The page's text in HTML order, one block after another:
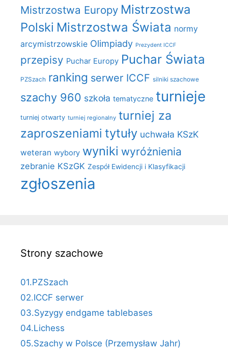
Mistrzostwa Europy Mistrzostwa
Polski Mistrzostwa Świata normy
arcymistrzowskie Olimpiady Prezydent ICCF
przepisy Puchar Europy Puchar Świata
PZSzach ranking serwer ICCF silniki szachowe
szachy 960 szkoła tematyczne turnieje
turniej otwarty turniej regionalny turniej za
zaproszeniami tytuły uchwała KSzK
weteran wybory wyniki wyróżnienia
zebranie KSzGK Zespół Ewidencji i Klasyfikacji
zgłoszenia
Strony szachowe
01.PZSzach
02.ICCF serwer
03.Syzygy endgame tablebases
04.Lichess
05.Szachy w Polsce (Przemysław Jahr)